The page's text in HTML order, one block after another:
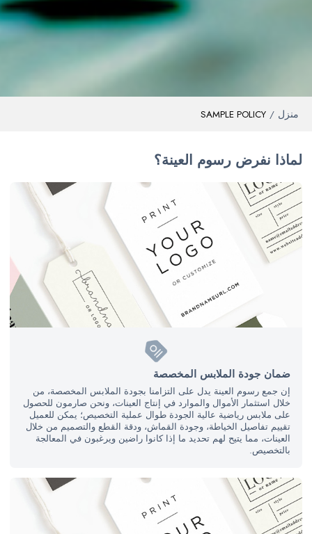
منزل /
SAMPLE POLICY
لماذا نفرض رسوم العينة؟
ضمان جودة الملابس المخصصة
إن جمع رسوم العينة يدل على التزامنا بجودة الملابس المخصصة، من
خلال استثمار الأموال والموارد في إنتاج العينات، ونحن صارمون للحصول
على ملابس رياضية عالية الجودة طوال عملية التخصيص؛ يمكن للعميل
تقييم تفاصيل الخياطة، وجودة القماش، ودقة القطع والتصميم من خلال
العينات، مما يتيح لهم تحديد ما إذا كانوا راضين ويرغبون في المعالجة
بالتخصيص.